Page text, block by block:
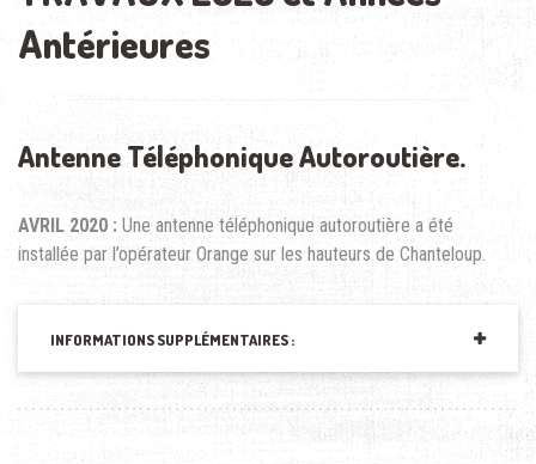
Antérieures
Antenne Téléphonique Autoroutière.
AVRIL 2020 : Une antenne téléphonique autoroutière a été
installée par l’opérateur Orange sur les hauteurs de Chanteloup.
INFORMATIONS SUPPLÉMENTAIRES :